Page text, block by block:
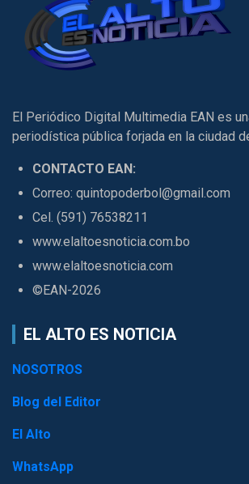
El Periódico Digital Multimedia EAN es
periodística pública forjada en la ciudad
CONTACTO EAN:
Correo: quintopoderbol@gmail.com
Cel. (591) 76538211
www.elaltoesnoticia.com.bo
www.elaltoesnoticia.com
©EAN-2026
EL ALTO ES NOTICIA
NOSOTROS
Blog del Editor
El Alto
WhatsApp